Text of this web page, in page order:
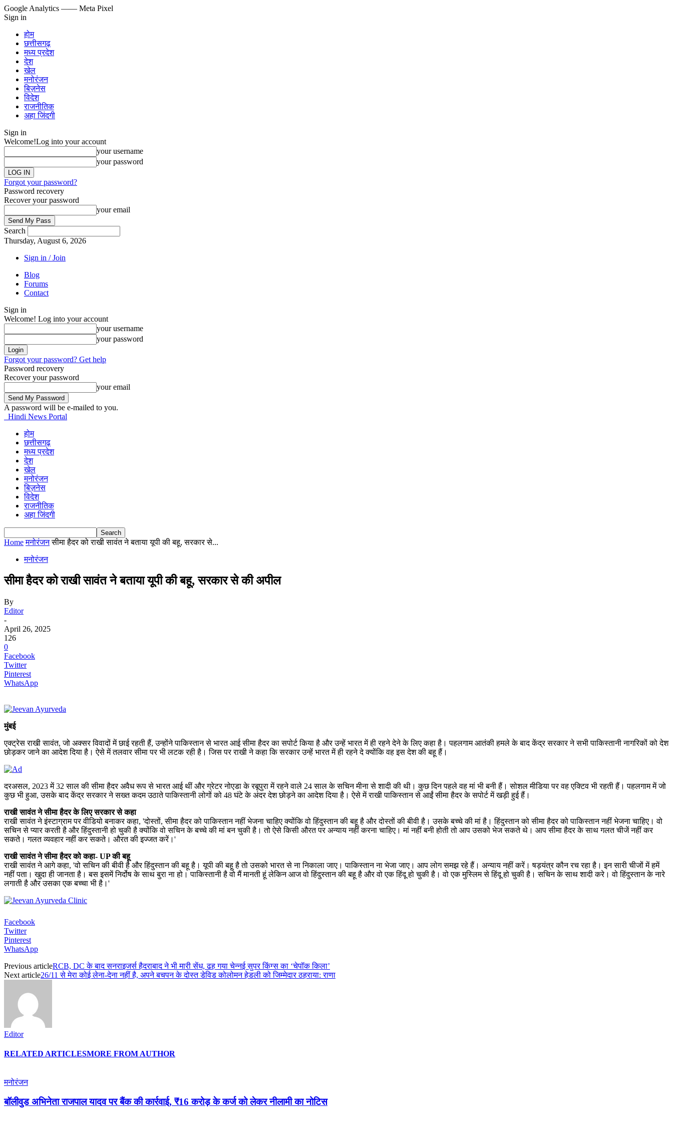
Google Analytics —— Meta Pixel
Sign in
होम
छत्तीसगढ़
मध्य प्रदेश
देश
खेल
मनोरंजन
बिज़नेस
विदेश
राजनीतिक
अहा जिंदगी
Sign in
Welcome!Log into your account
your username
your password
Forgot your password?
Password recovery
Recover your password
your email
Search
Thursday, August 6, 2026
Sign in / Join
Blog
Forums
Contact
Sign in
Welcome! Log into your account
your username
your password
Forgot your password? Get help
Password recovery
Recover your password
your email
A password will be e-mailed to you.
Hindi News Portal
होम
छत्तीसगढ़
मध्य प्रदेश
देश
खेल
मनोरंजन
बिज़नेस
विदेश
राजनीतिक
अहा जिंदगी
Home मनोरंजन सीमा हैदर को राखी सावंत ने बताया यूपी की बहू, सरकार से...
मनोरंजन
सीमा हैदर को राखी सावंत ने बताया यूपी की बहू, सरकार से की अपील
By
Editor
-
April 26, 2025
126
0
Facebook
Twitter
Pinterest
WhatsApp
मुंबई
एक्ट्रेस राखी सावंत, जो अक्सर विवादों में छाई रहती हैं, उन्होंने पाकिस्तान से भारत आई सीमा हैदर का सपोर्ट किया है और उन्हें भारत में ही रहने देने के लिए कहा है। पहलगाम आतंकी हमले के बाद केंद्र सरकार ने सभी पाकिस्तानी नागरिकों को देश
छोड़कर जाने का आदेश दिया है। ऐसे में तलवार सीमा पर भी लटक रही है। जिस पर राखी ने कहा कि सरकार उन्हें भारत में ही रहने दे क्योंकि वह इस देश की बहू हैं।
दरअसल, 2023 में 32 साल की सीमा हैदर अवैध रूप से भारत आई थीं और ग्रेटर नोएडा के रबूपुरा में रहने वाले 24 साल के सचिन मीना से शादी की थी। कुछ दिन पहले वह मां भी बनी हैं। सोशल मीडिया पर वह एक्टिव भी रहती हैं। पहलगाम में जो
कुछ भी हुआ, उसके बाद केंद्र सरकार ने सख्त कदम उठाते पाकिस्तानी लोगों को 48 घंटे के अंदर देश छोड़ने का आदेश दिया है। ऐसे में राखी पाकिस्तान से आईं सीमा हैदर के सपोर्ट में खड़ी हुई हैं।
राखी सावंत ने सीमा हैदर के लिए सरकार से कहा
राखी सावंत ने इंस्टाग्राम पर वीडियो बनाकर कहा, 'दोस्तों, सीमा हैदर को पाकिस्तान नहीं भेजना चाहिए क्योंकि वो हिंदुस्तान की बहू है और दोस्तों की बीवी है। उसके बच्चे की मां है। हिंदुस्तान को सीमा हैदर को पाकिस्तान नहीं भेजना चाहिए। वो
सचिन से प्यार करती है और हिंदुस्तानी हो चुकी है क्योंकि वो सचिन के बच्चे की मां बन चुकी है। तो ऐसे किसी औरत पर अन्याय नहीं करना चाहिए। मां नहीं बनी होती तो आप उसको भेज सकते थे। आप सीमा हैदर के साथ गलत चीजें नहीं कर
सकते। गलत व्यवहार नहीं कर सकते। औरत की इज्जत करें।'
राखी सावंत ने सीमा हैदर को कहा- UP की बहू
राखी सावंत ने आगे कहा, 'वो सचिन की बीवी है और हिंदुस्तान की बहू है। यूपी की बहू है तो उसको भारत से ना निकाला जाए। पाकिस्तान ना भेजा जाए। आप लोग समझ रहे हैं। अन्याय नहीं करें। षड़यंत्र कौन रच रहा है। इन सारी चीजों में हमें
नहीं पता। खुदा ही जानता है। बस इसमें निर्दोष के साथ बुरा ना हो। पाकिस्तानी है वो मैं मानती हूं लेकिन आज वो हिंदुस्तान की बहू है और वो एक हिंदू हो चुकी है। वो एक मुस्लिम से हिंदू हो चुकी है। सचिन के साथ शादी करे। वो हिंदुस्तान के नारे
लगाती है और उसका एक बच्चा भी है।'
Facebook
Twitter
Pinterest
WhatsApp
Previous articleRCB, DC के बाद सनराइजर्स हैदराबाद ने भी मारी सेंध, ढह गया चेन्नई सुपर किंग्स का ‘चेपॉक किला’
Next article26/11 से मेरा कोई लेना-देना नहीं है, अपने बचपन के दोस्त डेविड कोलोमन हेडली को जिम्मेदार ठहराया: राणा
Editor
RELATED ARTICLESMORE FROM AUTHOR
मनोरंजन
बॉलीवुड अभिनेता राजपाल यादव पर बैंक की कार्रवाई, ₹16 करोड़ के कर्ज को लेकर नीलामी का नोटिस